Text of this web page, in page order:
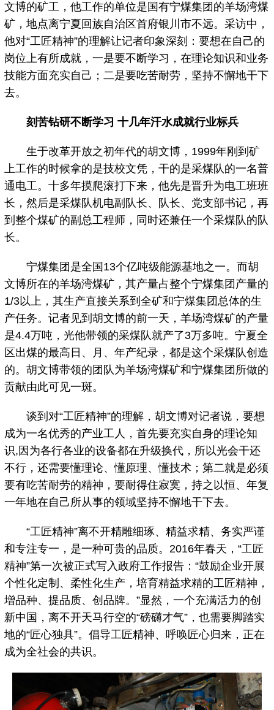
文博的矿工，他工作的单位是国有宁煤集团的羊场湾煤
矿，地点离宁夏回族自治区首府银川市不远。采访中，
他对“工匠精神”的理解让记者印象深刻：要想在自己的
岗位上有所成就，一是要不断学习，在理论知识和业务
技能方面充实自己；二是要吃苦耐劳，坚持不懈地干下
去。
刻苦钻研不断学习 十几年汗水成就行业标兵
生于改革开放之初年代的胡文博，1999年刚到矿
上工作的时候拿的是技校文凭，干的是采煤队的一名普
通电工。十多年摸爬滚打下来，他先是晋升为电工班班
长，然后是采煤队机电副队长、队长、党支部书记，再
到整个煤矿的副总工程师，同时还兼任一个采煤队的队
长。
宁煤集团是全国13个亿吨级能源基地之一。而胡
文博所在的羊场湾煤矿，其产量占整个宁煤集团产量的
1/3以上，其生产直接关系到全矿和宁煤集团总体的生
产任务。记者见到胡文博的前一天，羊场湾煤矿的产量
是4.4万吨，光他带领的采煤队就产了3万多吨。宁夏全
区出煤的最高日、月、年产纪录，都是这个采煤队创造
的。胡文博带领的团队为羊场湾煤矿和宁煤集团所做的
贡献由此可见一斑。
谈到对“工匠精神”的理解，胡文博对记者说，要想
成为一名优秀的产业工人，首先要充实自身的理论知
识,因为各行各业的设备都在升级换代，所以光会干还
不行，还需要懂理论、懂原理、懂技术；第二就是必须
要有吃苦耐劳的精神，要耐得住寂寞，持之以恒、年复
一年地在自己所从事的领域坚持不懈地干下去。
“工匠精神”离不开精雕细琢、精益求精、务实严谨
和专注专一，是一种可贵的品质。2016年春天，“工匠
精神”第一次被正式写入政府工作报告：“鼓励企业开展
个性化定制、柔性化生产，培育精益求精的工匠精神，
增品种、提品质、创品牌。”显然，一个充满活力的创
新中国，离不开天马行空的“磅礴才气”，也需要脚踏实
地的“匠心独具”。倡导工匠精神、呼唤匠心归来，正在
成为全社会的共识。